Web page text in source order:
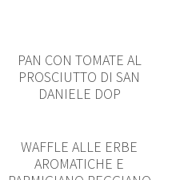
PAN CON TOMATE AL
PROSCIUTTO DI SAN
DANIELE DOP
WAFFLE ALLE ERBE
AROMATICHE E